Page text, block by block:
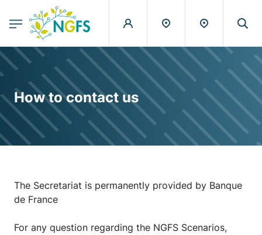
NGFS - Menu Principal
How to contact us
The Secretariat is permanently provided by Banque
de France
For any question regarding the NGFS Scenarios,